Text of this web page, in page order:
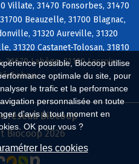
possible, Biocoop utilise
optimale du site, pour
le trafic et la performance
personnalisée en toute
d'avis à tout moment en
OK pour vous ?
les cookies
Villate, 31470 Fonsorbes, 31470
Beauzelle, 31700 Blagnac,
31320 Aureville, 31320
31320 Castanet-Tolosan, 31810
Labège, 31120 Lacroix-
réseau Biocoop
Biocoop 2026